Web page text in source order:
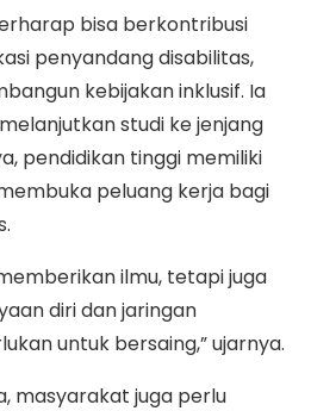
bisa berkontribusi
penyandang disabilitas,
kebijakan inklusif. Ia
studi ke jenjang
pendidikan tinggi memiliki
peluang kerja bagi
ilmu, tetapi juga
diri dan jaringan
untuk bersaing,” ujarnya.
masyarakat juga perlu